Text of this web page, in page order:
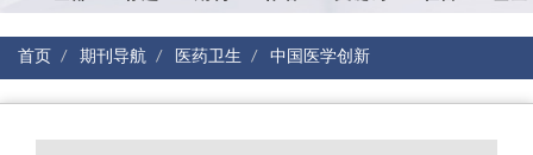
首页 期刊导航 医药卫生 中国医学创新